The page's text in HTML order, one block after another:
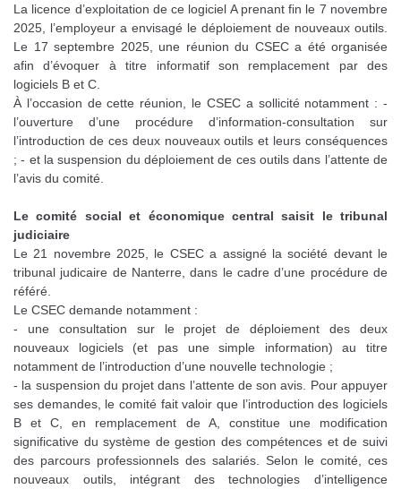
La licence d’exploitation de ce logiciel A prenant fin le 7 novembre
2025, l’employeur a envisagé le déploiement de nouveaux outils.
Le 17 septembre 2025, une réunion du CSEC a été organisée
afin d’évoquer à titre informatif son remplacement par des
logiciels B et C.
À l’occasion de cette réunion, le CSEC a sollicité notamment : -
l’ouverture d’une procédure d’information-consultation sur
l’introduction de ces deux nouveaux outils et leurs conséquences
; - et la suspension du déploiement de ces outils dans l’attente de
l’avis du comité.
Le comité social et économique central saisit le tribunal
judiciaire
Le 21 novembre 2025, le CSEC a assigné la société devant le
tribunal judicaire de Nanterre, dans le cadre d’une procédure de
référé.
Le CSEC demande notamment :
- une consultation sur le projet de déploiement des deux
nouveaux logiciels (et pas une simple information) au titre
notamment de l’introduction d’une nouvelle technologie ;
- la suspension du projet dans l’attente de son avis. Pour appuyer
ses demandes, le comité fait valoir que l’introduction des logiciels
B et C, en remplacement de A, constitue une modification
significative du système de gestion des compétences et de suivi
des parcours professionnels des salariés. Selon le comité, ces
nouveaux outils, intégrant des technologies d’intelligence